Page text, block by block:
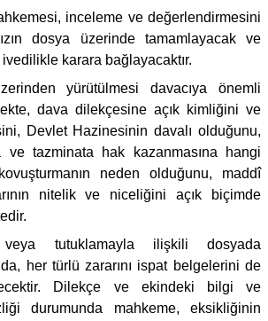
inceleme ve değerlendirmesini
dosya üzerinde tamamlayacak ve
karara bağlayacaktır.
yürütülmesi davacıya önemli
dava dilekçesine açık kimliğini ve
Devlet Hazinesinin davalı olduğunu,
ve tazminata hak kazanmasına hangi
neden olduğunu, maddî
nitelik ve niceliğini açık biçimde
veya tutuklamayla ilişkili dosyada
her türlü zararını ispat belgelerini de
Dilekçe ve ekindeki bilgi ve
durumunda mahkeme, eksikliğinin